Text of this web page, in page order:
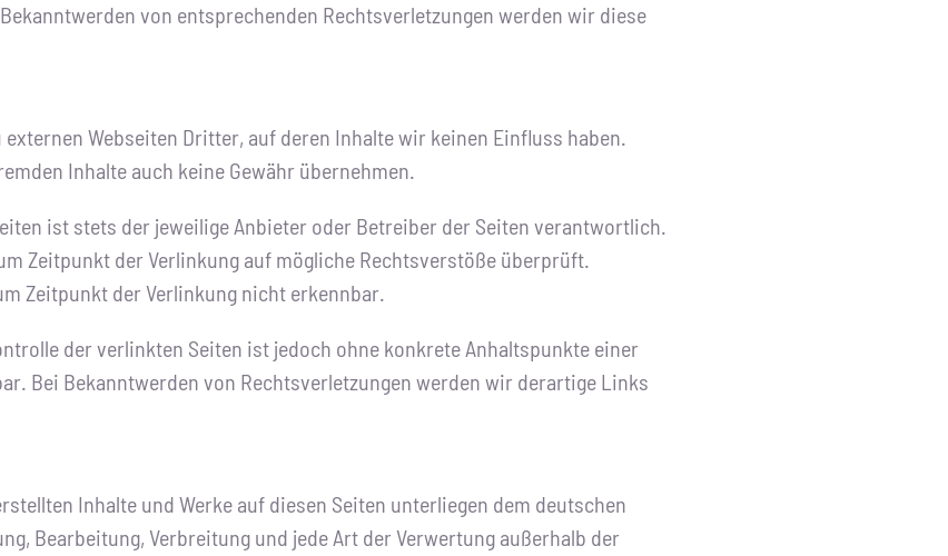
von entsprechenden Rechtsverletzungen werden wir diese
Webseiten Dritter, auf deren Inhalte wir keinen Einfluss haben.
Inhalte auch keine Gewähr übernehmen.
ist stets der jeweilige Anbieter oder Betreiber der Seiten verantwortlich.
Zeitpunkt der Verlinkung auf mögliche Rechtsverstöße überprüft.
Zeitpunkt der Verlinkung nicht erkennbar.
der verlinkten Seiten ist jedoch ohne konkrete Anhaltspunkte einer
Bei Bekanntwerden von Rechtsverletzungen werden wir derartige Links
Inhalte und Werke auf diesen Seiten unterliegen dem deutschen
Bearbeitung, Verbreitung und jede Art der Verwertung außerhalb der